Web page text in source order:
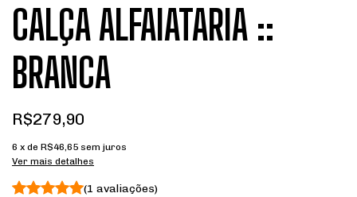
CALÇA ALFAIATARIA ::
BRANCA
R$279,90
6 x de R$46,65 sem juros
Ver mais detalhes
(1 avaliações)